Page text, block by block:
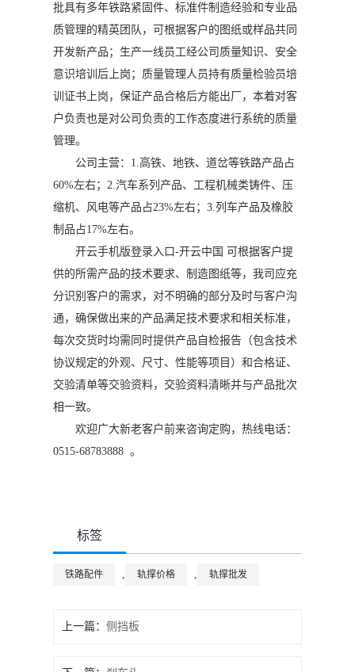
批具有多年铁路紧固件、标准件制造经验和专业品
质管理的精英团队，可根据客户的图纸或样品共同
开发新产品；生产一线员工经公司质量知识、安全
意识培训后上岗；质量管理人员持有质量检验员培
训证书上岗，保证产品合格后方能出厂，本着对客
户负责也是对公司负责的工作态度进行系统的质量
管理。
公司主营：1.高铁、地铁、道岔等铁路产品占
60%左右；2.汽车系列产品、工程机械类铸件、压
缩机、风电等产品占23%左右；3.列车产品及橡胶
制品占17%左右。
开云手机版登录入口-开云中国 可根据客户提
供的所需产品的技术要求、制造图纸等，我司应充
分识别客户的需求，对不明确的部分及时与客户沟
通，确保做出来的产品满足技术要求和相关标准，
每次交货时均需同时提供产品自检报告（包含技术
协议规定的外观、尺寸、性能等项目）和合格证、
交验清单等交验资料，交验资料清晰并与产品批次
相一致。
欢迎广大新老客户前来咨询定购，热线电话：
0515-68783888 。
标签
铁路配件 轨撑价格 轨撑批发
上一篇：侧挡板